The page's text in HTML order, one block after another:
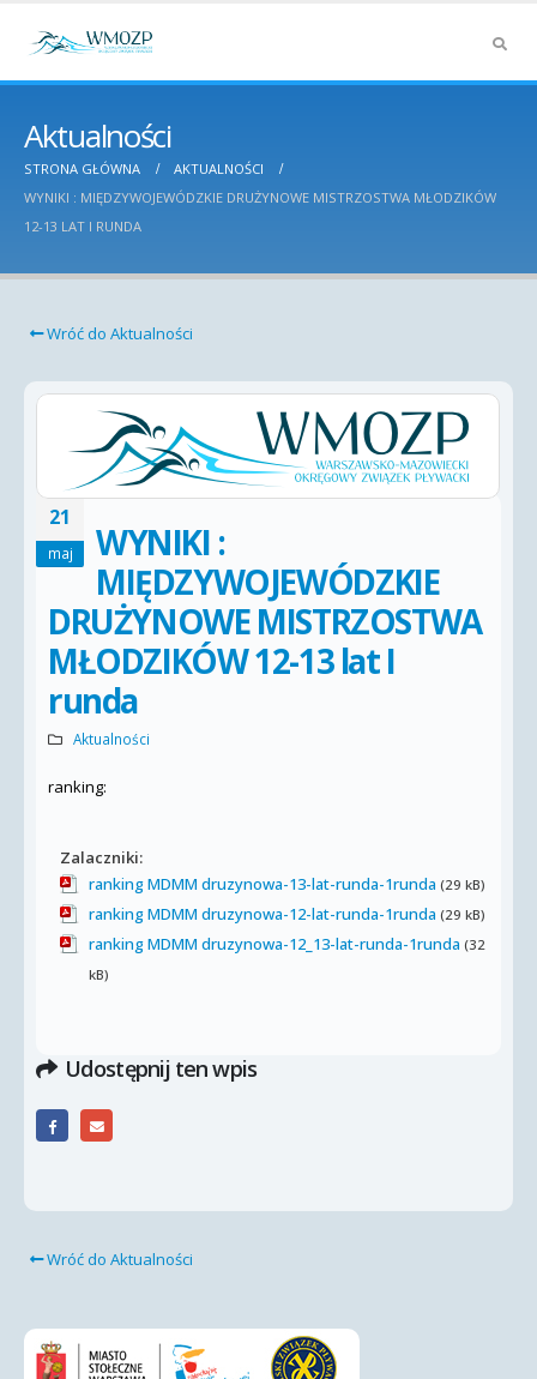
Aktualności
STRONA GŁÓWNA
AKTUALNOŚCI
WYNIKI : MIĘDZYWOJEWÓDZKIE DRUŻYNOWE MISTRZOSTWA MŁODZIKÓW
12-13 LAT I RUNDA
Wróć do Aktualności
21
maj
WYNIKI :
MIĘDZYWOJEWÓDZKIE
DRUŻYNOWE MISTRZOSTWA
MŁODZIKÓW 12-13 lat I
runda
Aktualności
ranking:
Zalaczniki:
ranking MDMM druzynowa-13-lat-runda-1runda (29 kB)
ranking MDMM druzynowa-12-lat-runda-1runda (29 kB)
ranking MDMM druzynowa-12_13-lat-runda-1runda (32
kB)
Udostępnij ten wpis
Wróć do Aktualności